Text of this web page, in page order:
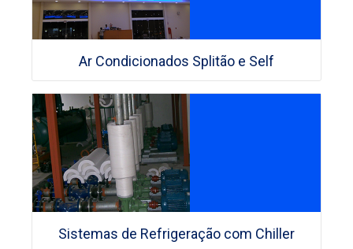
Ar Condicionados Splitão e Self
Sistemas de Refrigeração com Chiller